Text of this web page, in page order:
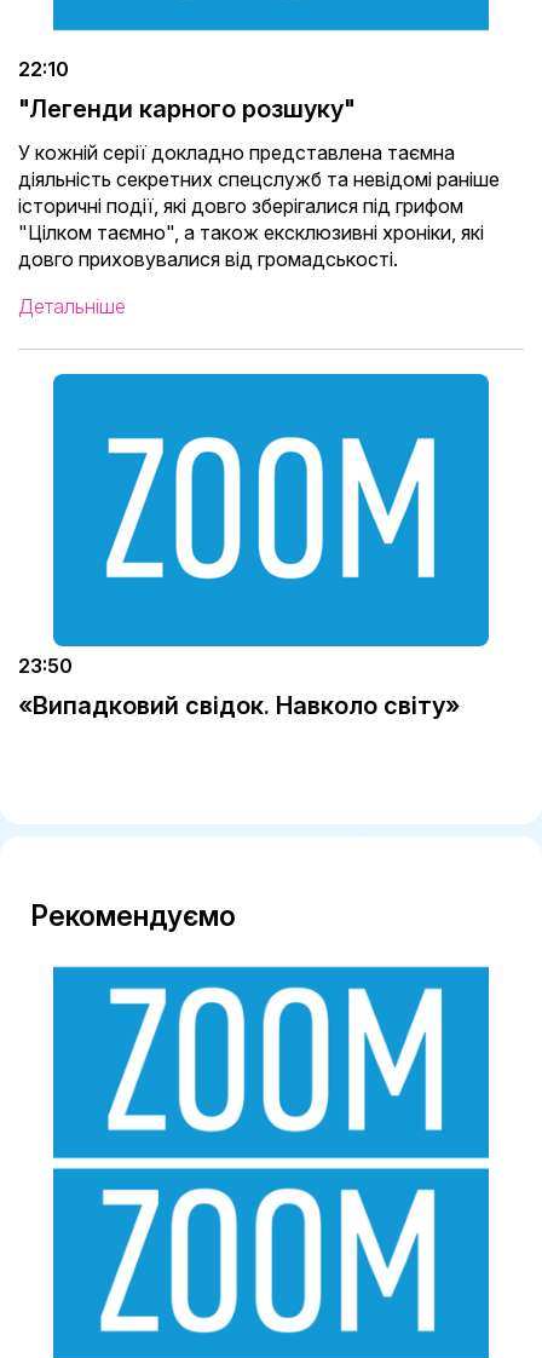
22:10
"Легенди карного розшуку"
У кожній серії докладно представлена ​​таємна
діяльність секретних спецслужб та невідомі раніше
історичні події, які довго зберігалися під грифом
"Цілком таємно", а також ексклюзивні хроніки, які
довго приховувалися від громадськості.
Детальніше
23:50
«Випадковий свідок. Навколо світу»
Рекомендуємо